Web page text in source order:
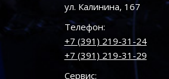
ул. Калинина, 167
Телефон:
+7 (391) 219-31-24
+7 (391) 219-31-29
Сервис: